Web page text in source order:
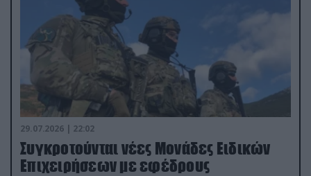
29.07.2026 | 22:02
Συγκροτούνται νέες Μονάδες Ειδικών
Επιχειρήσεων με εφέδρους